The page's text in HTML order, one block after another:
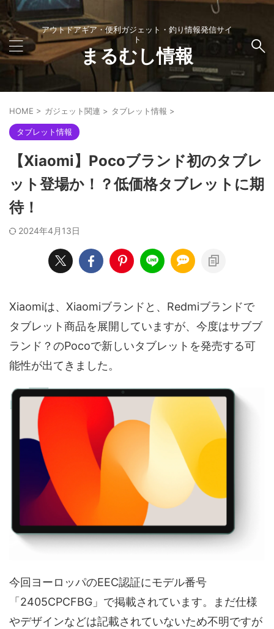
アウトドアギア・便利ガジェット・釣り情報発信サイ
ト
まるむし情報
HOME > ガジェット関連 > タブレット情報 >
タブレット情報
【Xiaomi】Pocoブランド初のタブレ
ット登場か！？低価格タブレットに期
待！
2024年4月13日
Xiaomiは、Xiaomiブランドと、Redmiブランドで
タブレット商品を展開していますが、今度はサブブ
ランド？のPocoで新しいタブレットを発売する可
能性が出てきました。
今回ヨーロッパのEEC認証にモデル番号
「2405CPCFBG」で掲載されています。まだ仕様
やデザインなどは記載されていないため不明ですが